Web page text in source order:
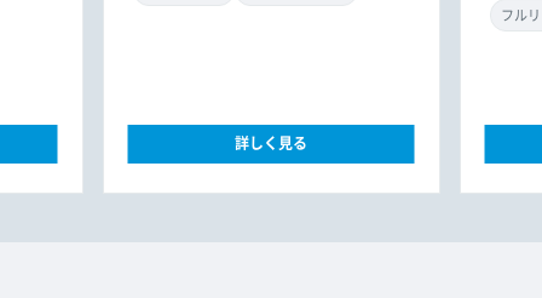
詳しく見る
フル